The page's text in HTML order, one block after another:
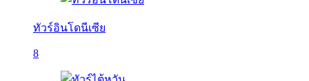
ทัวร์อินโดนีเซีย
8